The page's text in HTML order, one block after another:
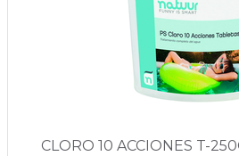
CLORO 10 ACCIONES T-